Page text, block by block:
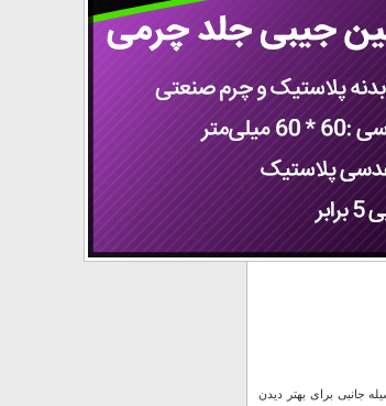
جانبی برای بهتر دیدن